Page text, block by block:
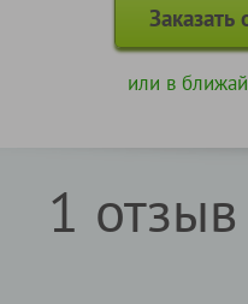
Заказать
или в
1